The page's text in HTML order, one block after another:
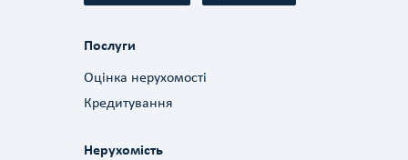
Послуги
Оцінка нерухомості
Кредитування
Нерухомість